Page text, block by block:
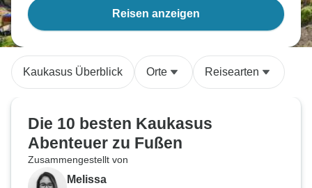
Reisen anzeigen
Kaukasus Überblick Orte Reisearten
Die 10 besten Kaukasus
Abenteuer zu Fußen
Zusammengestellt von
Melissa